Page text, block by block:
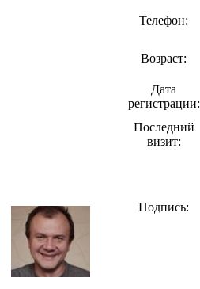
Телефон:
Возраст:
Дата
регистрации:
Последний
визит:
Подпись: